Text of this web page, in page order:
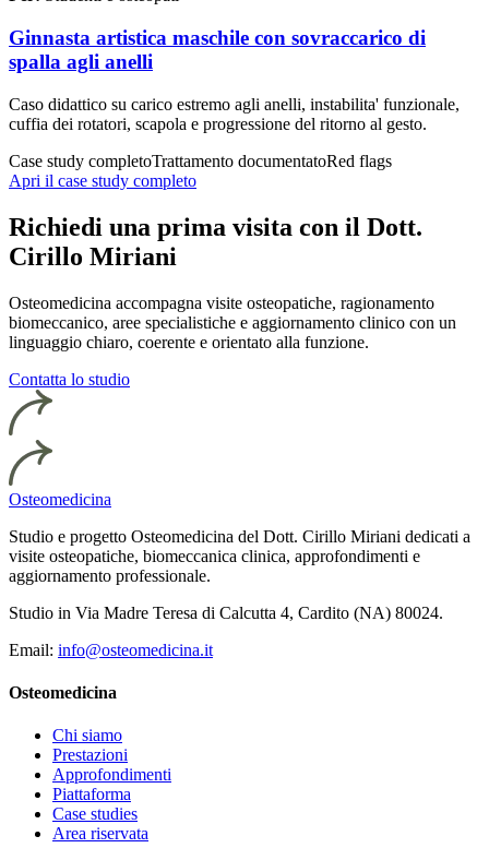
Ginnasta artistica maschile con sovraccarico di
spalla agli anelli
Caso didattico su carico estremo agli anelli, instabilita' funzionale,
cuffia dei rotatori, scapola e progressione del ritorno al gesto.
Case study completoTrattamento documentatoRed flags
Apri il case study completo
Richiedi una prima visita con il Dott.
Cirillo Miriani
Osteomedicina accompagna visite osteopatiche, ragionamento
biomeccanico, aree specialistiche e aggiornamento clinico con un
linguaggio chiaro, coerente e orientato alla funzione.
Contatta lo studio
Osteomedicina
Studio e progetto Osteomedicina del Dott. Cirillo Miriani dedicati a
visite osteopatiche, biomeccanica clinica, approfondimenti e
aggiornamento professionale.
Studio in Via Madre Teresa di Calcutta 4, Cardito (NA) 80024.
Email: info@osteomedicina.it
Osteomedicina
Chi siamo
Prestazioni
Approfondimenti
Piattaforma
Case studies
Area riservata